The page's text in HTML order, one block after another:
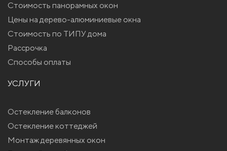
Стоимость панорамных окон
Цены на дерево-алюминиевые окна
Стоимость по ТИПУ дома
Рассрочка
Способы оплаты
УСЛУГИ
Остекление балконов
Остекление коттеджей
Монтаж деревянных окон